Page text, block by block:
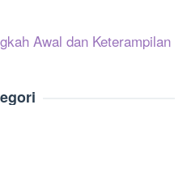
Awal dan Keterampilan